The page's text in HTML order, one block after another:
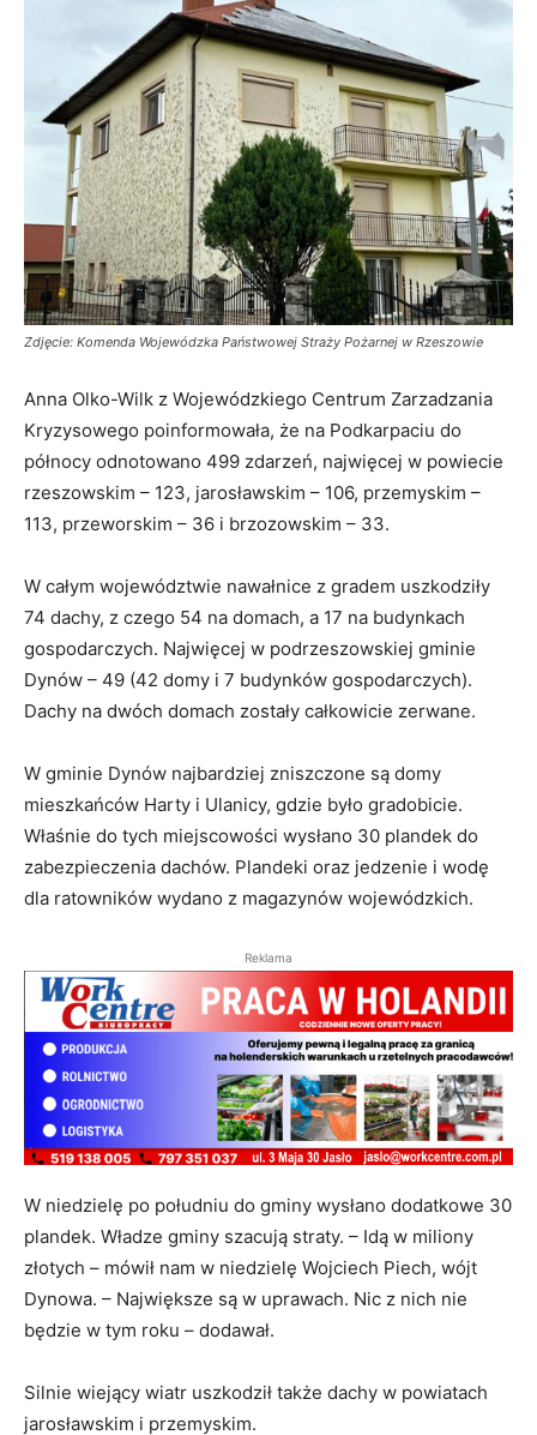
Zdjęcie: Komenda Wojewódzka Państwowej Straży Pożarnej w Rzeszowie
Anna Olko-Wilk z Wojewódzkiego Centrum Zarzadzania
Kryzysowego poinformowała, że na Podkarpaciu do
północy odnotowano 499 zdarzeń, najwięcej w powiecie
rzeszowskim – 123, jarosławskim – 106, przemyskim –
113, przeworskim – 36 i brzozowskim – 33.
W całym województwie nawałnice z gradem uszkodziły
74 dachy, z czego 54 na domach, a 17 na budynkach
gospodarczych. Najwięcej w podrzeszowskiej gminie
Dynów – 49 (42 domy i 7 budynków gospodarczych).
Dachy na dwóch domach zostały całkowicie zerwane.
W gminie Dynów najbardziej zniszczone są domy
mieszkańców Harty i Ulanicy, gdzie było gradobicie.
Właśnie do tych miejscowości wysłano 30 plandek do
zabezpieczenia dachów. Plandeki oraz jedzenie i wodę
dla ratowników wydano z magazynów wojewódzkich.
Reklama
W niedzielę po południu do gminy wysłano dodatkowe 30
plandek. Władze gminy szacują straty. – Idą w miliony
złotych – mówił nam w niedzielę Wojciech Piech, wójt
Dynowa. – Największe są w uprawach. Nic z nich nie
będzie w tym roku – dodawał.
Silnie wiejący wiatr uszkodził także dachy w powiatach
jarosławskim i przemyskim.